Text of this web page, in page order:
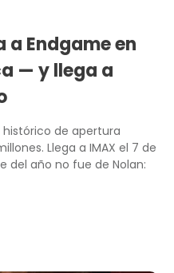
Endgame en
— y llega a
histórico de apertura
Llega a IMAX el 7 de
del año no fue de Nolan: